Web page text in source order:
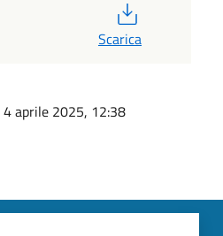
Scarica
4 aprile 2025, 12:38